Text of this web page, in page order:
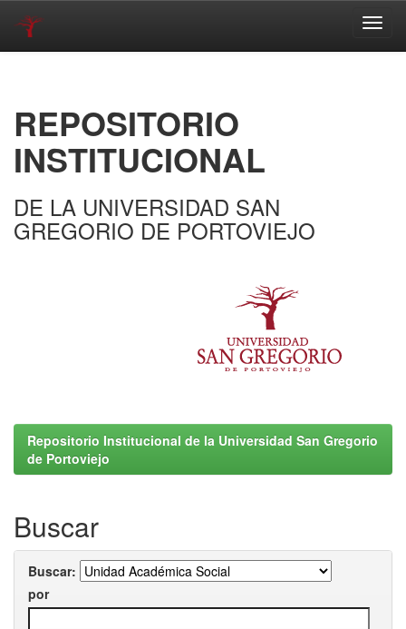
REPOSITORIO
INSTITUCIONAL
DE LA UNIVERSIDAD SAN
GREGORIO DE PORTOVIEJO
Repositorio Institucional de la Universidad San Gregorio
de Portoviejo
Buscar
Buscar:
por